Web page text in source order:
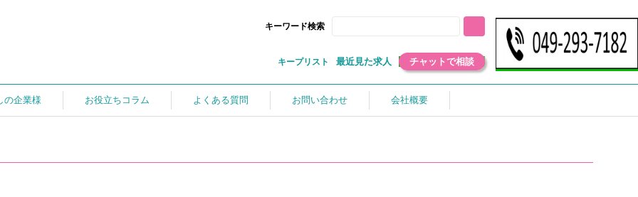
キーワード検索
キープリスト 最近見た求人 チャットで相談
の企業様 お役立ちコラム よくある質問 お問い合わせ 会社概要